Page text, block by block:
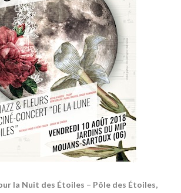
la Nuit des Étoiles – Pôle des Étoiles,